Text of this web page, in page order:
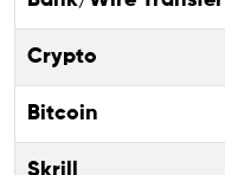
Crypto
Bitcoin
Skrill